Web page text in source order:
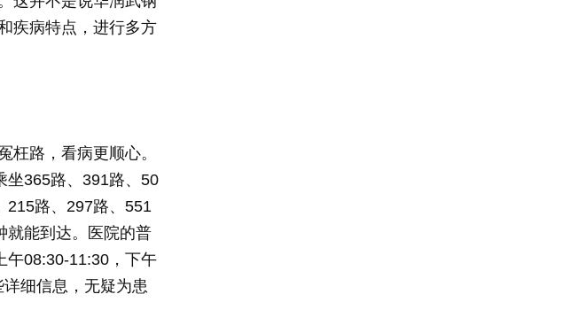
疾病特点，进行多方
枉路，看病更顺心。
坐365路、391路、50
215路、297路、551
就能到达。医院的普
午08:30-11:30，下午
细信息，无疑为患